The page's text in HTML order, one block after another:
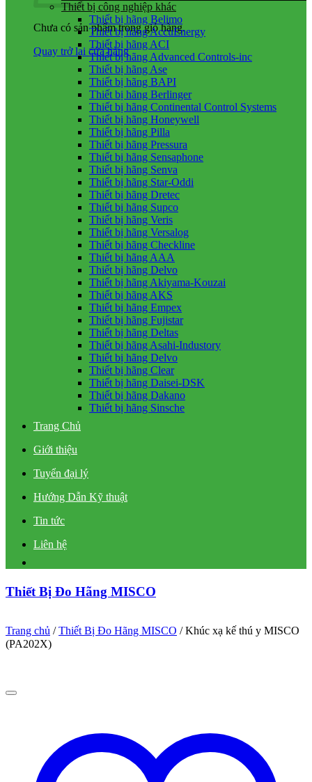
Chưa có sản phẩm trong giỏ hàng.
Quay trở lại cửa hàng
Thiết bị công nghiệp khác
Thiết bị hãng Belimo
Thiết bị hãng AccuEnergy
Thiết bị hãng ACI
Thiết bị hãng Advanced Controls-inc
Thiết bị hãng Ase
Thiết bị hãng BAPI
Thiết bị hãng Berlinger
Thiết bị hãng Continental Control Systems
Thiết bị hãng Honeywell
Thiết bị hãng Pilla
Thiết bị hãng Pressura
Thiết bị hãng Sensaphone
Thiết bị hãng Senva
Thiết bị hãng Star-Oddi
Thiết bị hãng Dretec
Thiết bị hãng Supco
Thiết bị hãng Veris
Thiết bị hãng Versalog
Thiết bị hãng Checkline
Thiết bị hãng AAA
Thiết bị hãng Delvo
Thiết bị hãng Akiyama-Kouzai
Thiết bị hãng AKS
Thiết bị hãng Empex
Thiết bị hãng Fujistar
Thiết bị hãng Deltas
Thiết bị hãng Asahi-Industory
Thiết bị hãng Delvo
Thiết bị hãng Clear
Thiết bị hãng Daisei-DSK
Thiết bị hãng Dakano
Thiết bị hãng Sinsche
Trang Chủ
Giới thiệu
Tuyển đại lý
Hướng Dẫn Kỹ thuật
Tin tức
Liên hệ
Thiết Bị Đo Hãng MISCO
Trang chủ /Thiết Bị Đo Hãng MISCO /Khúc xạ kế thú y MISCO
(PA202X)